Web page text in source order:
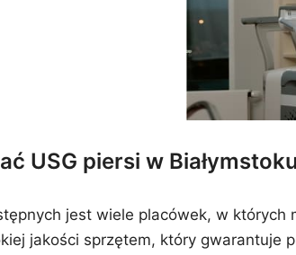
USG piersi w
jest wiele placówek, w
jakości sprzętem, który gwarantuje